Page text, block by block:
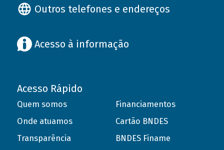
Outros telefones e endereços
Acesso à informação
Acesso Rápido
Quem somos
Onde atuamos
Transparência
Financiamentos
Cartão BNDES
BNDES Finame